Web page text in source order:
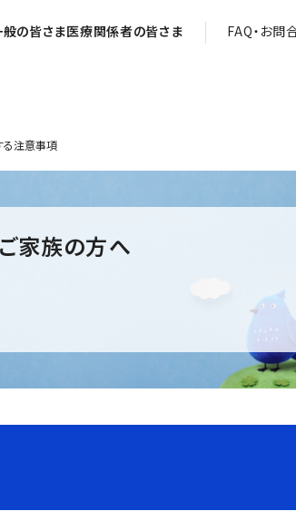
般の皆さま医療関係者の皆さま FAQ・お問
る注意事項
家族の方へ